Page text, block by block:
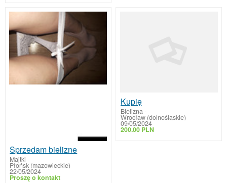
Sprzedam bielizne
Majtki -
Płońsk (mazowieckie)
22/05/2024
Proszę o kontakt
Kupię
Bielizna-
Wrocław (dolnośląskie)
09/05/2024
200.00 PLN